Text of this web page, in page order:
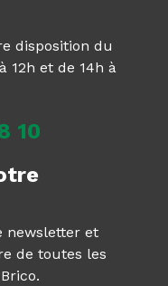
disposition du
12h et de 14h à
10
newsletter et
de toutes les